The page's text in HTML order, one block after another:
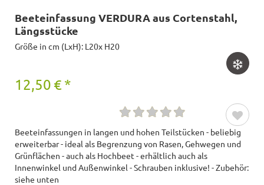
Beeteinfassung VERDURA aus Cortenstahl,
Längsstücke
Größe in cm (LxH): L20x H20
12,50 € *
Beeteinfassungen in langen und hohen Teilstücken - beliebig
erweiterbar - ideal als Begrenzung von Rasen, Gehwegen und
Grünflächen - auch als Hochbeet - erhältlich auch als
Innenwinkel und Außenwinkel - Schrauben inklusive! - Zubehör:
siehe unten